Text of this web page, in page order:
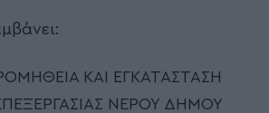
ΚΑΙ ΕΓΚΑΤΑΣΤΑΣΗ
ΝΕΡΟΥ ΔΗΜΟΥ